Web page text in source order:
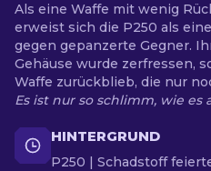
Als eine Waffe mit wenig
erweist sich die P250 als
gegen gepanzerte Gegner.
Gehäuse wurde zerfressen,
Waffe zurückblieb, die nur
Es ist nur so schlimm, wie es
HINTERGRUND
P250 | Schadstoff